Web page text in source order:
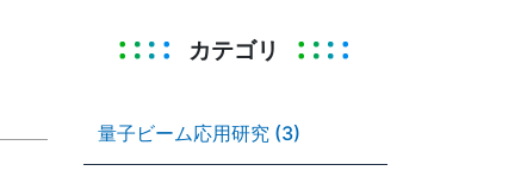
カテゴリ
量子ビーム応用研究 (3)